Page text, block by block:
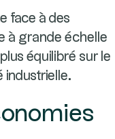
face à des
à grande échelle
équilibré sur le
industrielle.